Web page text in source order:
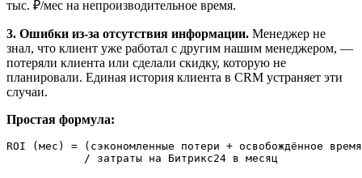
тыс. ₽/мес на непроизводительное время.
3. Ошибки из-за отсутствия информации. Менеджер не
знал, что клиент уже работал с другим нашим менеджером, —
потеряли клиента или сделали скидку, которую не
планировали. Единая история клиента в CRM устраняет эти
случаи.
Простая формула:
ROI (мес) = (сэкономленные потери + освобождённое
            / затраты на Битрикс24 в месяц